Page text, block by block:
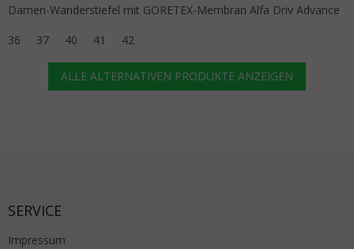
Damen-Wanderstiefel mit GORETEX-Membran Alfa Driv Advance
36
37 40 41 42
ALLE ALTERNATIVEN PRODUKTE ANZEIGEN
SERVICE
Impressum